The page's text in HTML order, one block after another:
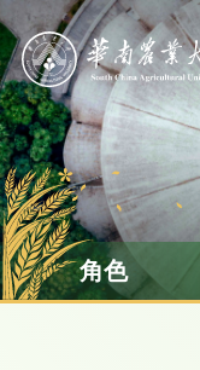
角色